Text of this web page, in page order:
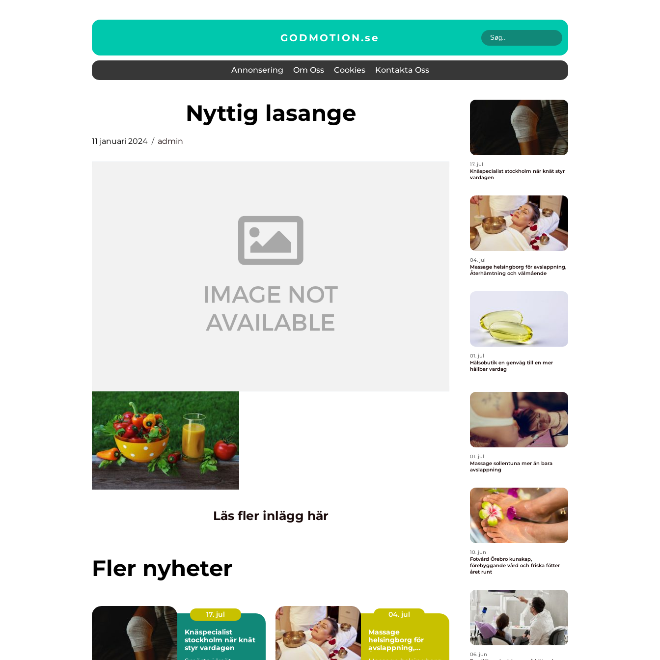
GODMOTION.se
Annonsering Om Oss Cookies Kontakta Oss
nyttig lasange
11 januari 2024 admin
Läs fler inlägg här
Fler nyheter
17. jul
Knäspecialist
stockholm när knät
styr vardagen
04. jul
Massage
helsingborg för
avslappning,
17. jul
Knäspecialist stockholm när knät styr
vardagen
04. jul
Massage helsingborg för avslappning,
Återhämtning och välmående
01. jul
Hälsobutik en genväg till en mer
hållbar vardag
01. jul
Massage sollentuna mer än bara
avslappning
10. jun
Fotvård Örebro kunskap,
förebyggande vård och friska fötter
året runt
06. jun